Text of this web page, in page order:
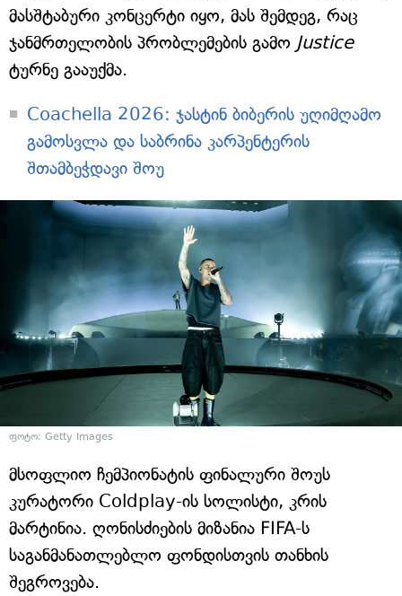
მასშტაბური კონცერტი იყო, მას შემდეგ, რაც
ჯანმრთელობის პრობლემების გამო Justice
ტურნე გააუქმა.
Coachella 2026: ჯასტინ ბიბერის უღიმღამო
გამოსვლა და საბრინა კარპენტერის
შთამბეჭდავი შოუ
ფოტო: Getty Images
მსოფლიო ჩემპიონატის ფინალური შოუს
კურატორი Coldplay-ის სოლისტი, კრის
მარტინია. ღონისძიების მიზანია FIFA-ს
საგანმანათლებლო ფონდისთვის თანხის
შეგროვება.